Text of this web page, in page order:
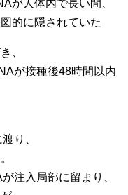
が人体内で長い間、
的に隠されていた
、
が接種後48時間以内
り、
注入局部に留まり、